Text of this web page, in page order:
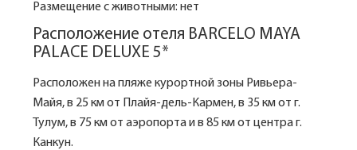
Размещение с животными: нет
Расположение отеля BARCELO MAYA
PALACE DELUXE 5*
Расположен на пляже курортной зоны Ривьера-
Майя, в 25 км от Плайя-дель-Кармен, в 35 км от г.
Тулум, в 75 км от аэропорта и в 85 км от центра г.
Канкун.